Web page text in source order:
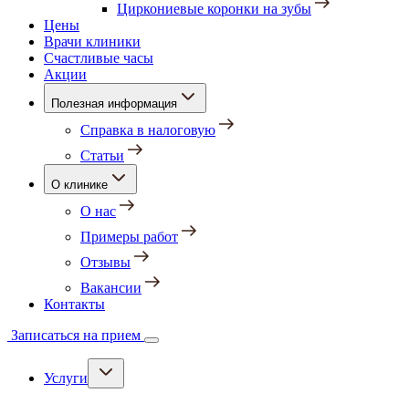
Циркониевые коронки на зубы
Цены
Врачи клиники
Счастливые часы
Акции
Полезная информация
Справка в налоговую
Статьи
О клинике
О нас
Примеры работ
Отзывы
Вакансии
Контакты
Записаться на прием
Услуги